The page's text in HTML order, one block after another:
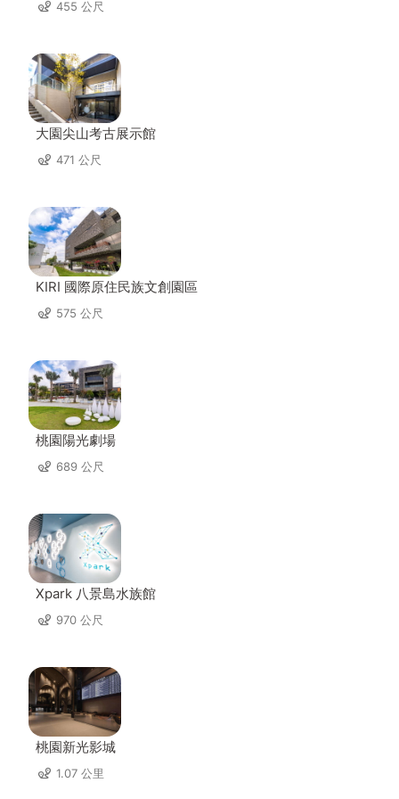
455 公尺
大園尖山考古展示館
471 公尺
KIRI 國際原住民族文創園區
575 公尺
桃園陽光劇場
689 公尺
Xpark 八景島水族館
970 公尺
桃園新光影城
1.07 公里